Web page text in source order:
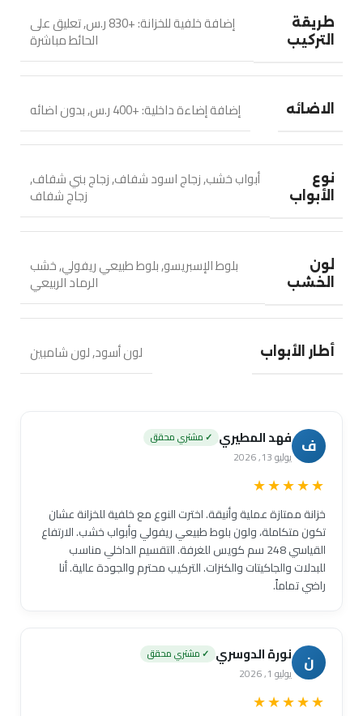
طريقة
التركيب
إضافة خلفية للخزانة: +830 ر.س ,تعليق على
الحائط مباشرة
الاضائه إضافة إضاءة داخلية: +400 ر.س ,بدون اضائه
نوع
الأبواب
أبواب خشب,زجاج اسود شفاف,زجاج بني شفاف,
زجاج شفاف
لون
الخشب
بلوط الإسبريسو,بلوط طبيعي ريفولي,خشب
الرماد الربيعي
أطار الأبواب لون أسود,لون شامبين
ف فهد المطيري ✓ مشتري محقق
يوليو 13, 2026
★★★★★
خزانة ممتازة عملية وأنيقة. اخترت النوع مع خلفية للخزانة عشان
تكون متكاملة، ولون بلوط طبيعي ريفولي وأبواب خشب. الارتفاع
القياسي 248 سم كويس للغرفة. التقسيم الداخلي مناسب
للبدلات والجاكيتات والكنزات. التركيب محترم والجودة عالية. أنا
راضي تماماً.
ن نورة الدوسري ✓ مشتري محقق
يوليو 1, 2026
★★★★★